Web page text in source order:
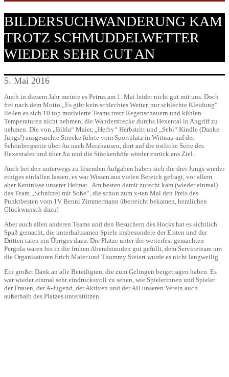
BILDERSUCHWANDERUNG KAM
TROTZ SCHMUDDELWETTER
WIEDER SEHR GUT AN
5. Mai 2016
Auch in diesem Jahr meinte es Petrus am 1. Mai leider nicht gut mit uns. Doch
frei nach dem Motto „Es gibt kein schlechtes Wetter, nur schlechte Kleidung“
ließen es sich 10 top motivierte Teams trotz Regenschauern und kühlen
Temperaturen nicht nehmen, die Wanderstrecke durchs Hexental in Angriff zu
nehmen. Die von „Bihla“ Maier, „Herby“ Herbstritt und „Sebi“ Kindle (Danke
Jungs!) ausgesuchte Strecke führte vom Sportplatz in Wittnau auf der
Schönbergseite über Au nach Merzhausen, dort auf die östliche Seite des
Hexentales und über Au und die Stöckenhöfe wieder zurück ans Ziel.
Auch bei den unterwegs zu lösenden Aufgaben haben sich die drei Jungs wieder
einiges einfallen lassen, es war Wissen aus vielen Bereich gefragt, vor allem
aber Kentnisse unserer Heimat. Am besten damit zurecht kam (wieder einmal)
das Team „Schnitzel mit Soße“, die schon zum x-ten Mal den Preis des
Punktbesten vom 1V Benni Zimmermann überreicht bekamen, herzlichen
Glückwunsch dazu!
Aber auch allen anderen Teams und den Besuchern des Hocks hat es sichtlich
Spaß gemacht, die unterhaltsamen Spiele insbesondere der Ersten und der
Dritten taten ein Übriges dazu. Die Plätze unter der wetterfest gemachten
Pergola waren bis in die frühen Abendstunden gut gefüllt, dem Serviceteam um
die Organisatoren Erich Maier und Thommy Steiert wurde es nicht langweilig.
Ein großer Dank an alle Beteiligten, die zum Gelingen beigetragen haben. Es
war wieder einmal sehr eindrucksvoll zu sehen, wie Spielerinnen und Spieler
der Frauen, der A-Jugend, der Aktiven und der AH unseren Verein auch
außerhalb des Platzes unterstützen.